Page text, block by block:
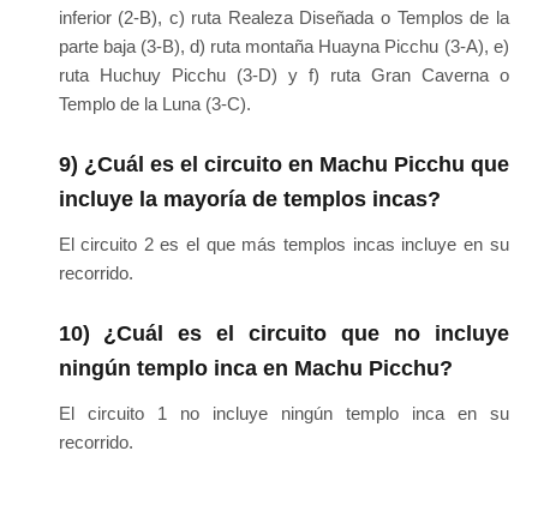
inferior (2-B), c) ruta Realeza Diseñada o Templos de la
parte baja (3-B), d) ruta montaña Huayna Picchu (3-A), e)
ruta Huchuy Picchu (3-D) y f) ruta Gran Caverna o
Templo de la Luna (3-C).
9) ¿Cuál es el circuito en Machu Picchu que
incluye la mayoría de templos incas?
El circuito 2 es el que más templos incas incluye en su
recorrido.
10) ¿Cuál es el circuito que no incluye
ningún templo inca en Machu Picchu?
El circuito 1 no incluye ningún templo inca en su
recorrido.